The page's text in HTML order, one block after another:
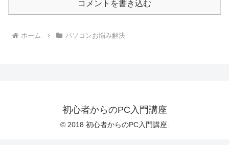
コメントを書き込む
ホーム パソコンお悩み解決
初心者からのPC入門講座
© 2018 初心者からのPC入門講座.